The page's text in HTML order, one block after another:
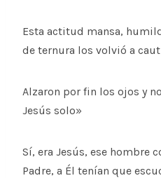
Esta actitud mansa,
de ternura los volvió a
Alzaron por fin los ojos y
Jesús solo»
Sí, era Jesús, ese hombre
Padre, a Él tenían que